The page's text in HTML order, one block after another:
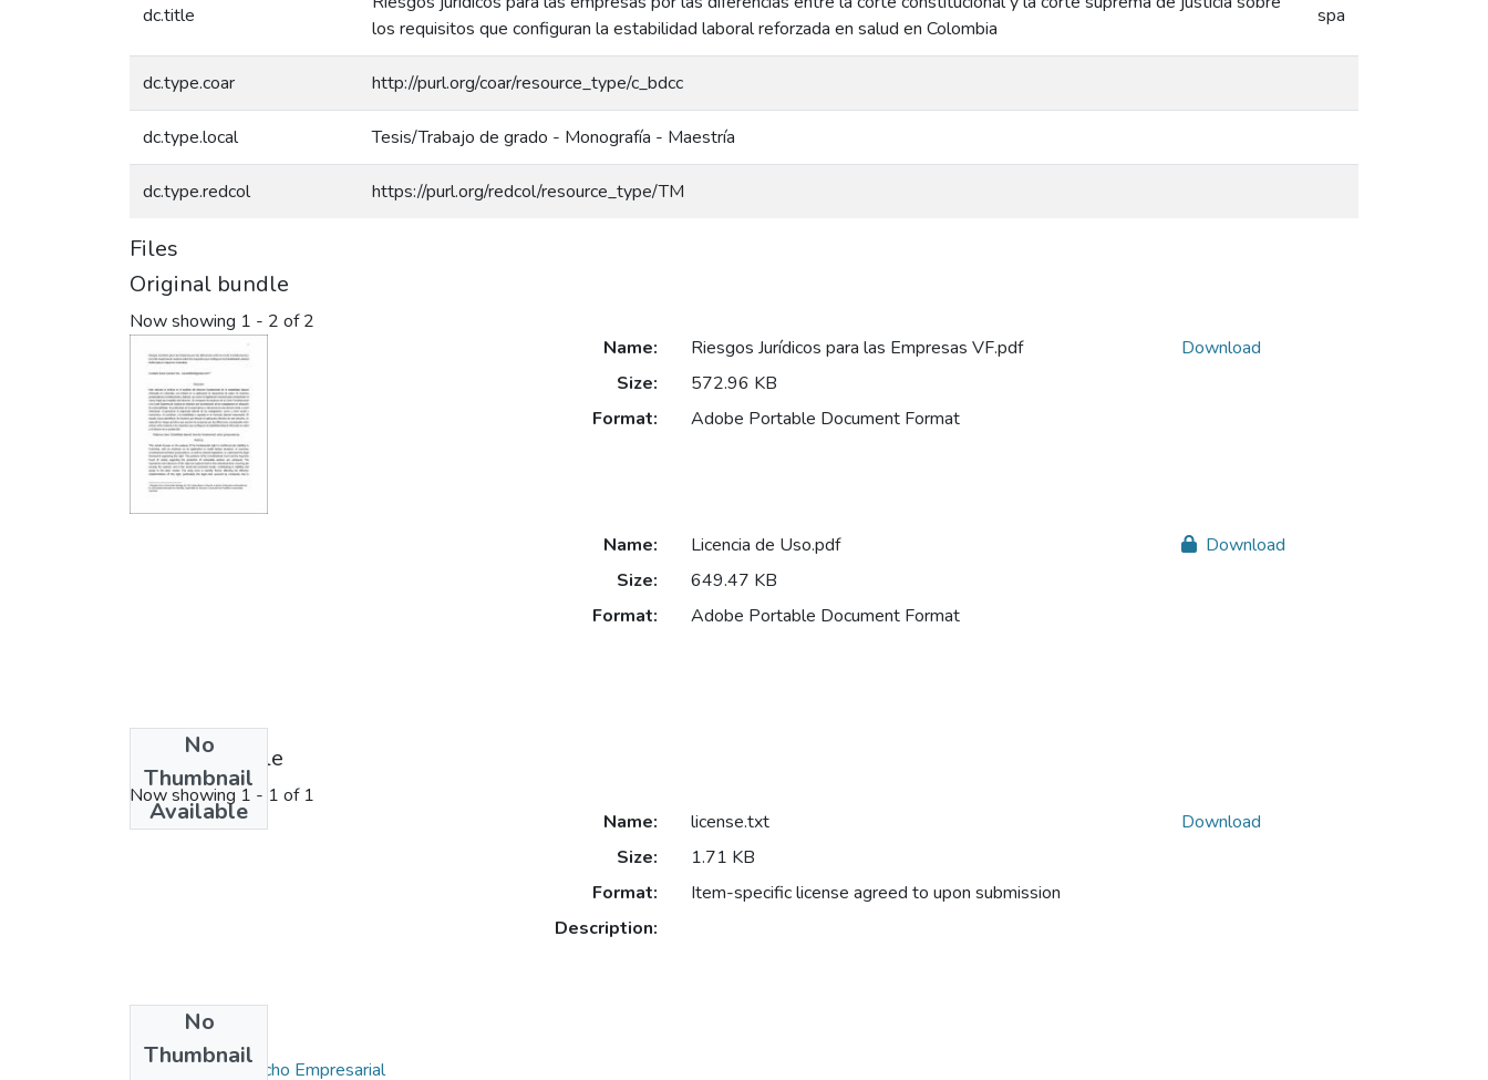
dc.title
los requisitos que configuran la estabilidad laboral reforzada en salud en Colombia
spa
dc.type.coar http://purl.org/coar/resource_type/c_bdcc
dc.type.local Tesis/Trabajo de grado - Monografía - Maestría
dc.type.redcol https://purl.org/redcol/resource_type/TM
Files
Original bundle
Now showing 1 - 2 of 2
Name:
Riesgos Jurídicos para las Empresas VF.pdf
Size:
572.96 KB
Format:
Adobe Portable Document Format
Download
No
Thumbnail
Available
Name:
Licencia de Uso.pdf
Size:
649.47 KB
Format:
Adobe Portable Document Format
Download
License bundle
Now showing 1 - 1 of 1
No
Thumbnail
Name:
license.txt
Size:
1.71 KB
Format:
Item-specific license agreed to upon submission
Description:
Download
Collections
Maestría en Derecho Empresarial